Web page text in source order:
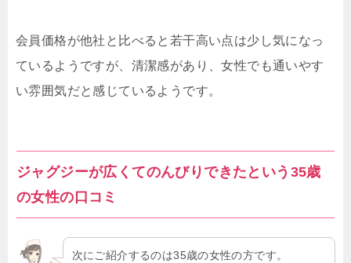
会員価格が他社と比べると若干高い点は少し気になっ
ているようですが、清潔感があり、女性でも通いやす
い雰囲気だと感じているようです。
ジャグジーが広くてのんびりできたという35歳
の女性の口コミ
次にご紹介するのは35歳の女性の方です。